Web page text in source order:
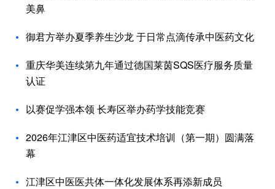
美鼻
御君方举办夏季养生沙龙 于日常点滴传承中医药文化
重庆华美连续第九年通过德国莱茵SQS医疗服务质量
认证
以赛促学强本领 长寿区举办药学技能竞赛
2026年江津区中医药适宜技术培训（第一期）圆满落
幕
江津区中医医共体一体化发展体系再添新成员